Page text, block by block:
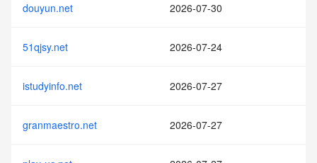
douyun.net 2026-07-30
51qjsy.net 2026-07-24
istudyinfo.net 2026-07-27
granmaestro.net 2026-07-27